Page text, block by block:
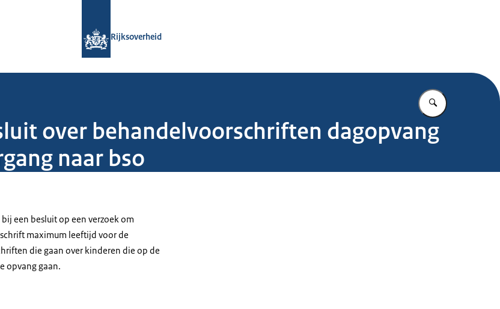
Rijksoverheid
Vul in wat u
over behandelvoorschriften dagopvang
naar bso
een besluit op een verzoek om
maximum leeftijd voor de
die gaan over kinderen die op de
opvang gaan.